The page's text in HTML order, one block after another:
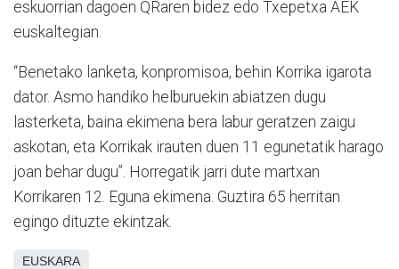
eskuorrian dagoen QRaren bidez edo Txepetxa AEK
euskaltegian.
“Benetako lanketa, konpromisoa, behin Korrika igarota
dator. Asmo handiko helburuekin abiatzen dugu
lasterketa, baina ekimena bera labur geratzen zaigu
askotan, eta Korrikak irauten duen 11 egunetatik harago
joan behar dugu”. Horregatik jarri dute martxan
Korrikaren 12. Eguna ekimena. Guztira 65 herritan
egingo dituzte ekintzak.
EUSKARA